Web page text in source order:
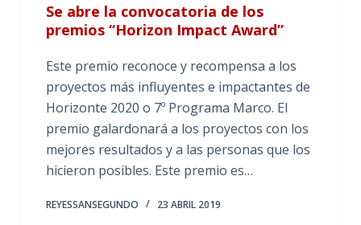
Se abre la convocatoria de los
premios “Horizon Impact Award”
Este premio reconoce y recompensa a los
proyectos más influyentes e impactantes de
Horizonte 2020 o 7º Programa Marco. El
premio galardonará a los proyectos con los
mejores resultados y a las personas que los
hicieron posibles. Este premio es…
REYESSANSEGUNDO 23 ABRIL 2019